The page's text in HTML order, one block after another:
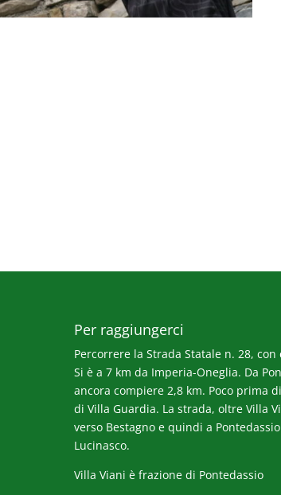
Per raggiungerci
Percorrere la Strada Statale n. 28,
Si è a 7 km da Imperia-Oneglia. Da
ancora compiere 2,8 km. Poco prima
di Villa Guardia. La strada, oltre Villa
verso Bestagno e quindi a Pontedassio
Lucinasco.
Villa Viani è frazione di Pontedassio